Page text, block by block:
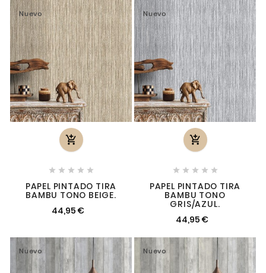
Nuevo

    
PAPEL PINTADO TIRA
BAMBU TONO BEIGE.
44,95 €
Nuevo

    
PAPEL PINTADO TIRA
BAMBU TONO
GRIS/AZUL.
44,95 €
Nuevo Nuevo